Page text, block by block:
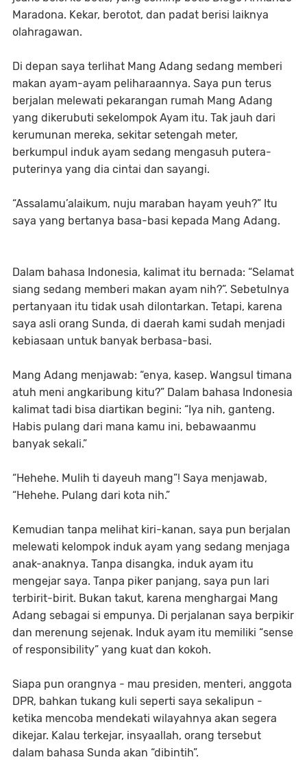
Maradona. Kekar, berotot, dan padat berisi laiknya
olahragawan.
Di depan saya terlihat Mang Adang sedang memberi
makan ayam-ayam peliharaannya. Saya pun terus
berjalan melewati pekarangan rumah Mang Adang
yang dikerubuti sekelompok Ayam itu. Tak jauh dari
kerumunan mereka, sekitar setengah meter,
berkumpul induk ayam sedang mengasuh putera-
puterinya yang dia cintai dan sayangi.
“Assalamu’alaikum, nuju maraban hayam yeuh?” Itu
saya yang bertanya basa-basi kepada Mang Adang.
Dalam bahasa Indonesia, kalimat itu bernada: “Selamat
siang sedang memberi makan ayam nih?”. Sebetulnya
pertanyaan itu tidak usah dilontarkan. Tetapi, karena
saya asli orang Sunda, di daerah kami sudah menjadi
kebiasaan untuk banyak berbasa-basi.
Mang Adang menjawab: “enya, kasep. Wangsul timana
atuh meni angkaribung kitu?” Dalam bahasa Indonesia
kalimat tadi bisa diartikan begini: “Iya nih, ganteng.
Habis pulang dari mana kamu ini, bebawaanmu
banyak sekali.”
“Hehehe. Mulih ti dayeuh mang”! Saya menjawab,
“Hehehe. Pulang dari kota nih.”
Kemudian tanpa melihat kiri-kanan, saya pun berjalan
melewati kelompok induk ayam yang sedang menjaga
anak-anaknya. Tanpa disangka, induk ayam itu
mengejar saya. Tanpa piker panjang, saya pun lari
terbirit-birit. Bukan takut, karena menghargai Mang
Adang sebagai si empunya. Di perjalanan saya berpikir
dan merenung sejenak. Induk ayam itu memiliki “sense
of responsibility” yang kuat dan kokoh.
Siapa pun orangnya - mau presiden, menteri, anggota
DPR, bahkan tukang kuli seperti saya sekalipun -
ketika mencoba mendekati wilayahnya akan segera
dikejar. Kalau terkejar, insyaallah, orang tersebut
dalam bahasa Sunda akan “dibintih”.